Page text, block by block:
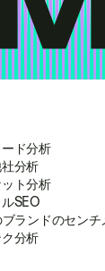
ド分析
分析
ト分析
SEO
ランドのセンチ
分析